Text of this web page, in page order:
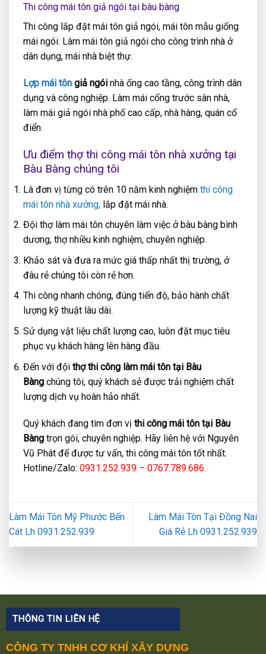
Thi công mái tôn giả ngói tại bàu bàng
Thi công lắp đặt mái tôn giả ngói, mái tôn mẫu giống
mái ngói. Làm mái tôn giả ngói cho công trình nhà ở
dân dụng, mái nhà biệt thự.
Lợp mái tôn giả ngói nhà ống cao tầng, công trình dân
dụng và công nghiệp. Làm mái cổng trước sân nhà,
làm mái giả ngói nhà phố cao cấp, nhà hàng, quán cổ
điển.
Ưu điểm thợ thi công mái tôn nhà xưởng tại
Bàu Bàng chúng tôi
Là đơn vị từng có trên 10 năm kinh nghiệm thi công
mái tôn nhà xưởng, lắp đặt mái nhà.
Đội thợ làm mái tôn chuyên làm việc ở bàu bàng bình
dương, thợ nhiều kinh nghiệm, chuyên nghiệp.
Khảo sát và đưa ra mức giá thấp nhất thị trường, ở
đâu rẻ chúng tôi còn rẻ hơn.
Thi công nhanh chóng, đúng tiến độ, bảo hành chất
lượng kỹ thuật lâu dài.
Sử dụng vật liệu chất lượng cao, luôn đặt mục tiêu
phục vụ khách hàng lên hàng đầu.
Đến với đội thợ thi công làm mái tôn tại Bàu
Bàng chúng tôi, quý khách sẻ được trải nghiệm chất
lượng dịch vụ hoàn hảo nhất.
Quý khách đang tìm đơn vị thi công mái tôn tại Bàu
Bàng trọn gói, chuyên nghiệp. Hãy liên hệ với Nguyên
Vũ Phát để được tư vấn, thi công mái tôn tốt nhất.
Hotline/Zalo: 0931.252.939 – 0767.789.686.
Làm Mái Tôn Mỹ Phước Bến
Cát Lh 0931.252.939
Làm Mái Tôn Tại Đồng Nai
Giá Rẻ Lh 0931.252.939
THÔNG TIN LIÊN HỆ
CÔNG TY TNHH CƠ KHÍ XÂY DỰNG